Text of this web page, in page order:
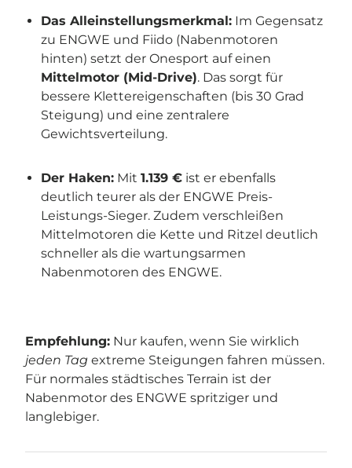
Das Alleinstellungsmerkmal: Im Gegensatz
zu ENGWE und Fiido (Nabenmotoren
hinten) setzt der Onesport auf einen
Mittelmotor (Mid-Drive). Das sorgt für
bessere Klettereigenschaften (bis 30 Grad
Steigung) und eine zentralere
Gewichtsverteilung.
Der Haken: Mit 1.139 € ist er ebenfalls
deutlich teurer als der ENGWE Preis-
Leistungs-Sieger. Zudem verschleißen
Mittelmotoren die Kette und Ritzel deutlich
schneller als die wartungsarmen
Nabenmotoren des ENGWE.
Empfehlung: Nur kaufen, wenn Sie wirklich
jeden Tag extreme Steigungen fahren müssen.
Für normales städtisches Terrain ist der
Nabenmotor des ENGWE spritziger und
langlebiger.